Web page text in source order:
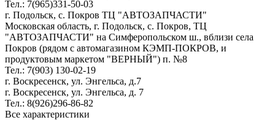
Тел.: 7(965)331-50-03
г. Подольск, c. Покров ТЦ "АВТОЗАПЧАСТИ"
Московская область, г. Подольск, c. Покров, ТЦ
"АВТОЗАПЧАСТИ" на Симферопольском ш., вблизи села
Покров (рядом с автомагазином КЭМП-ПОКРОВ, и
продуктовым маркетом "ВЕРНЫЙ") п. №8
Тел.: 7(903) 130-02-19
г. Воскресенск, ул. Энгельса, д.7
г. Воскресенск, ул. Энгельса, д. 7
Тел.: 8(926)296-86-82
Все характеристики